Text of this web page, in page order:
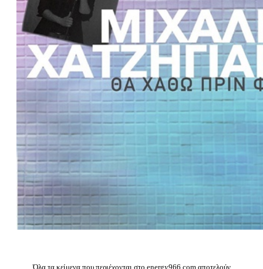
Όλα τα κείμενα που περιέχονται στο energy966.com αποτελούν